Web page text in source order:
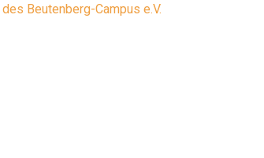
Beutenberg-Campus e.V.